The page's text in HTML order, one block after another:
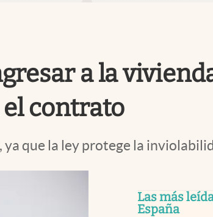
a la
contrato
que la ley protege la
Las más
España